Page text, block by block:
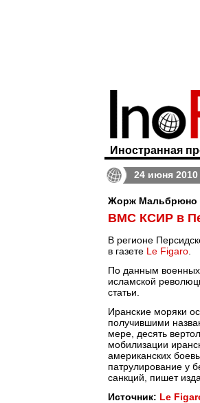
Иностранная
24 июня 2010
Жорж Мальбрюно
ВМС КСИР в
В регионе
в газете Le Figaro
По данным военных
исламской
статьи.
Иранские моряки
получившими
мере, десять
мобилизации
американских
патрулирование у
санкций, пишет
Источник: Le